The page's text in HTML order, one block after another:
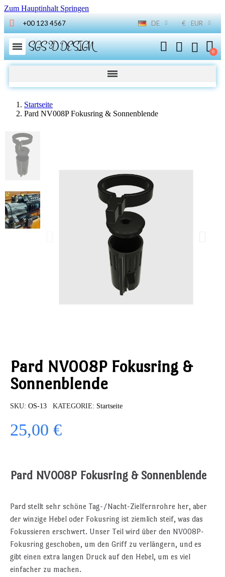
Zum Hauptinhalt Springen
+00 123 4567 DE € EUR
SGS 3D DESIGN
Startseite
Pard NV008P Fokusring & Sonnenblende
Pard NV008P Fokusring &
Sonnenblende
SKU OS-13 KATEGORIE Startseite
25,00 €
Pard NV008P Fokusring & Sonnenblende
Pard stellt sehr schöne Tag-/Nacht-Zielfernrohre her, aber
der winzige Hebel oder Fokusring ist ziemlich steif, was das
Fokussieren erschwert. Unser Teil wird über den NV008P-
Fokusring geschoben, um den Griff zu verlängern, und es
gibt einen extra langen Druck auf den Hebel, um es viel
einfacher zu machen.